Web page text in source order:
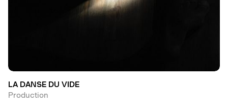
LA DANSE DU VIDE
Production